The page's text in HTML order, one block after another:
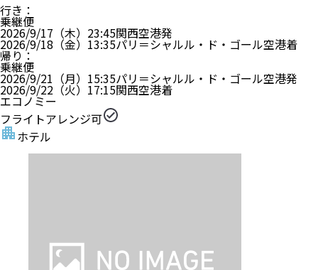
行き ：
乗継便
2026/9/17（木） 23:45関西空港発
2026/9/18（金） 13:35パリ＝シャルル・ド・ゴール空港着
帰り ：
乗継便
2026/9/21（月） 15:35パリ＝シャルル・ド・ゴール空港発
2026/9/22（火） 17:15関西空港着
エコノミー
フライトアレンジ可
ホテル